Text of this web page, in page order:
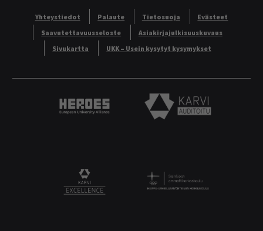
Yhteystiedot Palaute Tietosuoja
Evästeet
Saavutettavuusseloste
Asiakirjajulkisuuskuvaus
Sivukartta
UKK – Usein kysytyt kysymykset
Heroes European University Alliance logo
Karvi Auditoitu logo
KARVI Excellence logo.Logo